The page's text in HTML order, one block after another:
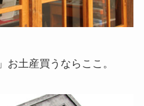
」お土産買うならここ。